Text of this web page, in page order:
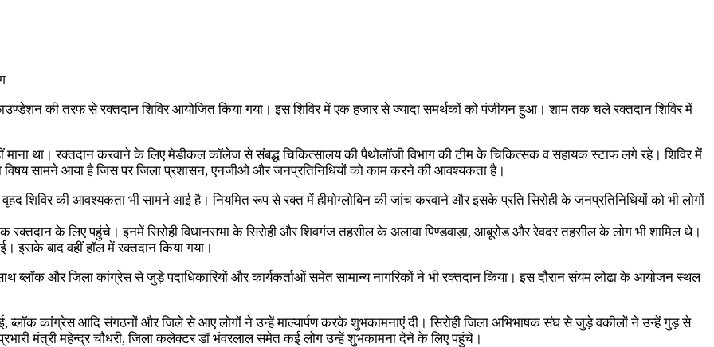
की तरफ से रक्तदान शिविर आयोजित किया गया। इस शिविर में एक हजार से ज्यादा समर्थकों को पंजीयन हुआ। शाम तक चले रक्तदान शिविर में
माना था। रक्तदान करवाने के लिए मेडीकल कॉलेज से संबद्ध चिकित्सालय की पैथोलॉजी विभाग की टीम के चिकित्सक व सहायक स्टाफ लगे रहे। शिविर में
विषय सामने आया है जिस पर जिला प्रशासन, एनजीओ और जनप्रतिनिधियों को काम करने की आवश्यकता है।
शिविर की आवश्यकता भी सामने आई है। नियमित रूप से रक्त में हीमोग्लोबिन की जांच करवाने और इसके प्रति सिरोही के जनप्रतिनिधियों को भी लोगों
के लिए पहुंचे। इनमें सिरोही विधानसभा के सिरोही और शिवगंज तहसील के अलावा पिण्डवाड़ा, आबूरोड और रेवदर तहसील के लोग भी शामिल थे।
इसके बाद वहीं हॉल में रक्तदान किया गया।
और जिला कांग्रेस से जुड़े पदाधिकारियों और कार्यकर्ताओं समेत सामान्य नागरिकों ने भी रक्तदान किया। इस दौरान संयम लोढ़ा के आयोजन स्थल
ब्लॉक कांग्रेस आदि संगठनों और जिले से आए लोगों ने उन्हें माल्यार्पण करके शुभकामनाएं दी। सिरोही जिला अभिभाषक संघ से जुड़े वकीलों ने उन्हें गुड़ से
मंत्री महेन्द्र चौधरी, जिला कलेक्टर डॉ भंवरलाल समेत कई लोग उन्हें शुभकामना देने के लिए पहुंचे।